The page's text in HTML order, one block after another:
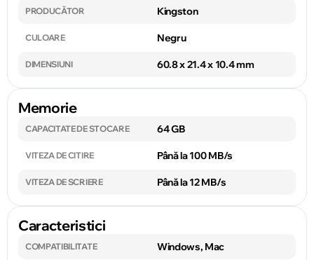
PRODUCĂTOR Kingston
CULOARE Negru
DIMENSIUNI 60.8 x 21.4 x 10.4 mm
Memorie
CAPACITATE DE STOCARE 64 GB
VITEZA DE CITIRE Până la 100 MB/s
VITEZA DE SCRIERE Până la 12 MB/s
Caracteristici
COMPATIBILITATE Windows, Mac